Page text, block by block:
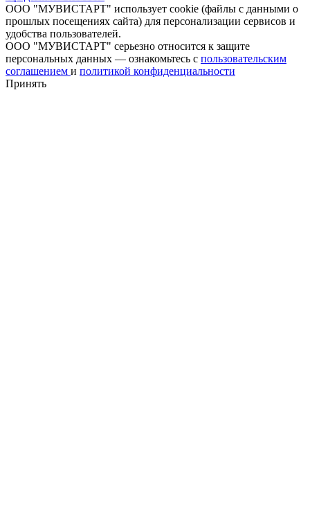
ООО "МУВИСТАРТ" использует cookie (файлы с данными о
прошлых посещениях сайта) для персонализации сервисов и
удобства пользователей.
ООО "МУВИСТАРТ" серьезно относится к защите
персональных данных — ознакомьтесь с пользовательским
соглашением и политикой конфиденциальности
Принять